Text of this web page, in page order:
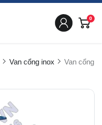
0
Van cổng inox
Van cổng